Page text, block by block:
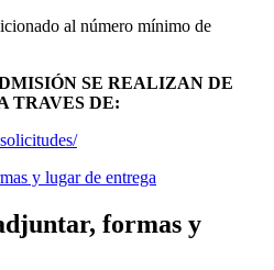
al número mínimo de
SE REALIZAN DE
TRAVES DE:
y lugar de entrega
formas y